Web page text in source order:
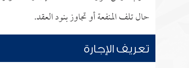
حال تلف المنفعة أو تجاوز بنود العقد.
تعريف الإجارة